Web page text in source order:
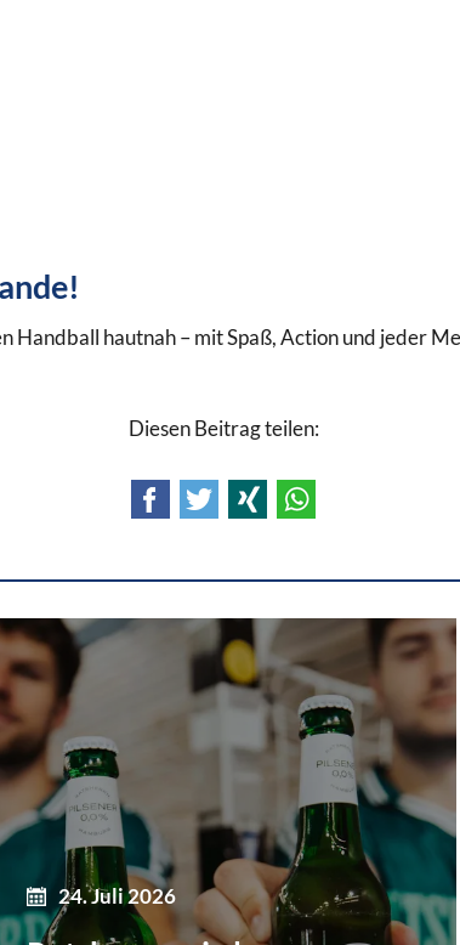
Handball hautnah – mit Spaß, Action und jeder
Diesen Beitrag teilen:
FacebookTwitterXing
24. Juli 2026